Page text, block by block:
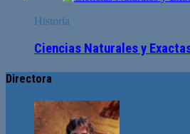
Historia
Ciencias Naturales y
Directora